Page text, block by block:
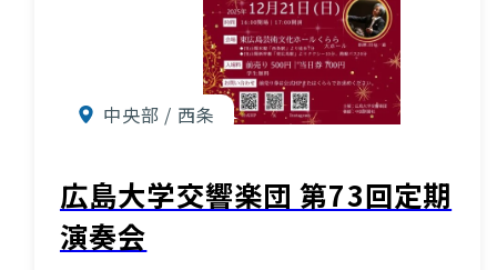
中央部 / 西条
広島大学交響楽団 第73回定期
演奏会